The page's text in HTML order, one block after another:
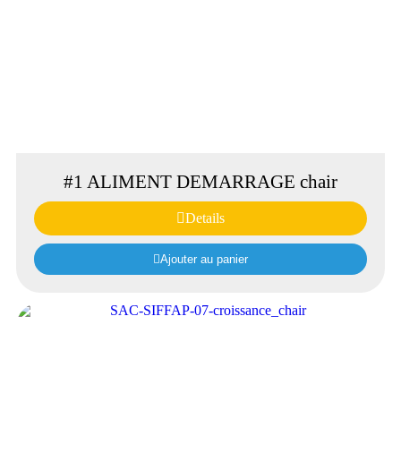
#1 ALIMENT DEMARRAGE chair
Details
Ajouter au panier